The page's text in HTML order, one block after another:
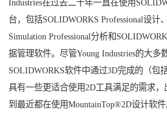
Industries在过去二十年一直在使用
台，包括SOLIDWORKS Professional设计
Simulation Professional分析和
据管理软件。尽管Young Industries的大多
SOLIDWORKS软件中通过3D完成的（包
具有一些更适合使用2D工具满足的需求
到最近都在使用MountainTop®2D设计软件